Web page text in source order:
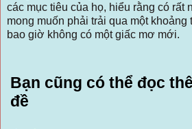
các mục tiêu của họ, hiểu rằng có rất
mong muốn phải trải qua một
bao giờ không có một giấc mơ mới.
Bạn cũng có thể đọc
đề